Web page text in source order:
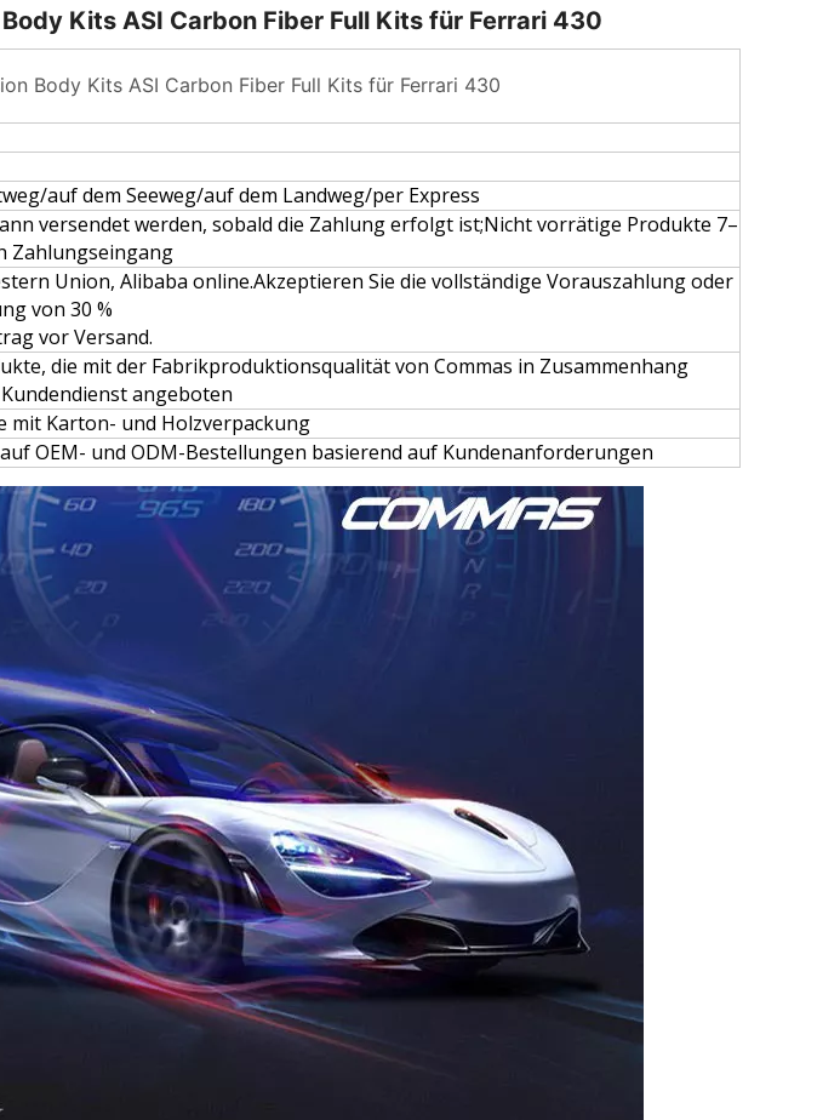
Kits ASI Carbon Fiber Full Kits für Ferrari 430
Body Kits ASI Carbon Fiber Full Kits für Ferrari 430
auf dem Seeweg/auf dem Landweg/per Express
versendet werden, sobald die Zahlung erfolgt ist;Nicht vorrätige Produkte 7–
Zahlungseingang
Union, Alibaba online.Akzeptieren Sie die vollständige Vorauszahlung oder
von 30 %
vor Versand.
die mit der Fabrikproduktionsqualität von Commas in Zusammenhang
angeboten
mit Karton- und Holzverpackung
OEM- und ODM-Bestellungen basierend auf Kundenanforderungen